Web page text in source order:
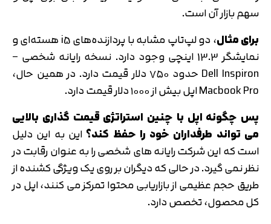
سهم بازار آن است.
برای مثال
، دو لپ‌تاپ مشابه با پردازنده‌های i5 هسته‌ای و
نمایشگر 13.3 اینچی وجود دارد. نسخه رایانه شخصی –
Dell Inspiron حدود ۷۵۰ دلار قیمت دارد. در همین حال،
Macbook Pro اپل بیش از ۱۰۰۰ دلار قیمت دارد.
پس چگونه اپل با چنین استراتژی قیمت گذاری بالایی
می تواند طرفداران خود را حفظ کند؟ این به این دلیل
است که این شرکت رایانه های شخصی را به عنوان رقابت در
نظر نمی گیرد. در حالی که دیگران بر روی یک ویژگی کشنده از
طریق حجم عظیمی از بازاریابی محتوا تمرکز می کنند، اپل در
کل محصول، تخصص دارد.